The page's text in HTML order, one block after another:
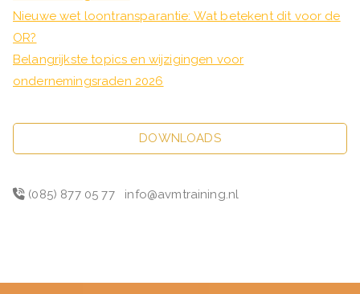
Nieuwe wet loontransparantie: Wat betekent dit voor de
OR?
Belangrijkste topics en wijzigingen voor
ondernemingsraden 2026
DOWNLOADS
(085) 877 05 77 info@avmtraining.nl